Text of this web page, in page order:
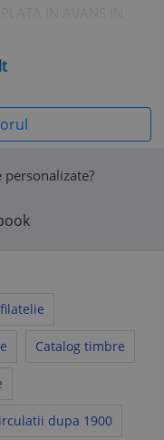
IN CONT BANCAR.
comerciale ale
Acordului de
aplicabile.
se consideră
, după caz.
Catalog timbre
dupa 1900